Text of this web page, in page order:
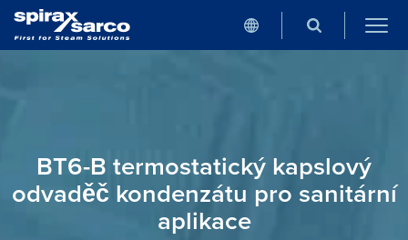
BT6-B termostatický kapslový
odvaděč kondenzátu pro sanitární
aplikace